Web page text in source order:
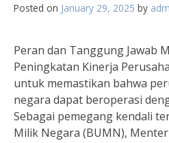
Posted on January 29, 2025 by
Peran dan Tanggung Jawab
Peningkatan Kinerja
untuk memastikan bahwa
negara dapat beroperasi
Sebagai pemegang kendali
Milik Negara (BUMN),